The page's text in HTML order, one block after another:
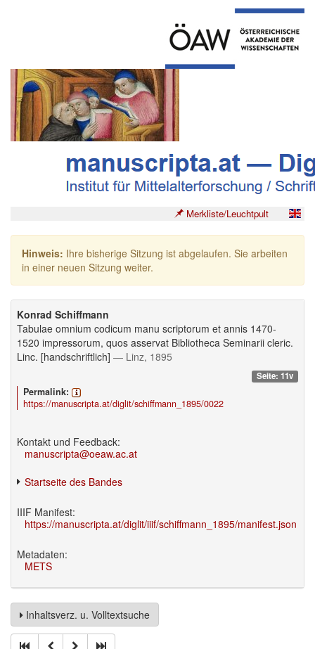
Merkliste/Leuchtpult
Hinweis: Ihre bisherige Sitzung ist abgelaufen. Sie arbeiten
in einer neuen Sitzung weiter.
Konrad Schiffmann
Tabulae omnium codicum manu scriptorum et annis 1470-
1520 impressorum, quos asservat Bibliotheca Seminarii cleric.
Linc. [handschriftlich] — Linz, 1895
Seite: 11v
Permalink:
https://manuscripta.at/diglit/schiffmann_1895/0022
Kontakt und Feedback:
manuscripta@oeaw.ac.at
Startseite des Bandes
IIIF Manifest:
https://manuscripta.at/diglit/iiif/schiffmann_1895/manifest.json
Metadaten:
METS
Inhaltsverz. u. Volltextsuche